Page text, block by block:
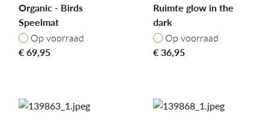
Organic - Birds
Speelmat
Op voorraad
Op voorraad
€69,95
Ruimte glow in the
dark
Speeltapijt/Opbergzak
Op voorraad
Op voorraad
€36,95